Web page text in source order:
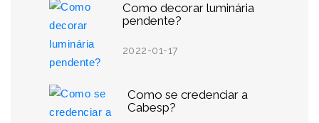
Como decorar luminária
pendente?
2022-01-17
Como se credenciar a
Cabesp?